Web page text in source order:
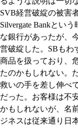
SVB経営破綻の被害
Silvergate Bankとい
な銀行があったが、
営破綻した。SBもわ
商品を扱っており、
たのかもしれない。
救いの手を差し伸べ
だった。お客様は不
かもしれないが、名
ジネスは従来通り日